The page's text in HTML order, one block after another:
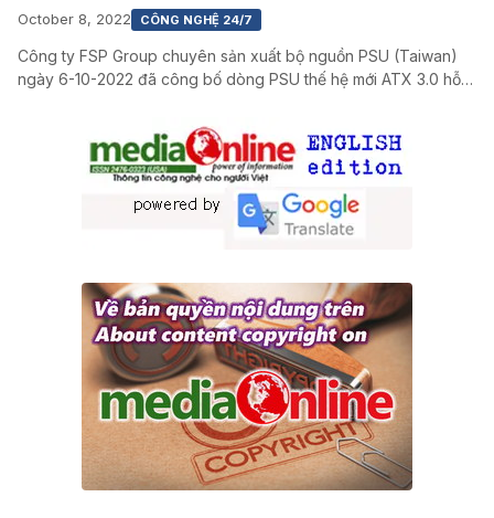
October 8, 2022 CÔNG NGHỆ 24/7
Công ty FSP Group chuyên sản xuất bộ nguồn PSU (Taiwan)
ngày 6-10-2022 đã công bố dòng PSU thế hệ mới ATX 3.0 hỗ…